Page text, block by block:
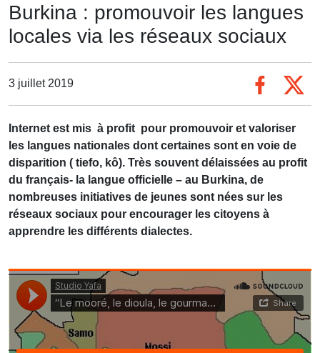
Burkina : promouvoir les langues
locales via les réseaux sociaux
3 juillet 2019
Internet est mis à profit pour promouvoir et valoriser
les langues nationales dont certaines sont en voie de
disparition ( tiefo, kô). Très souvent délaissées au profit
du français- la langue officielle – au Burkina, de
nombreuses initiatives de jeunes sont nées sur les
réseaux sociaux pour encourager les citoyens à
apprendre les différents dialectes.